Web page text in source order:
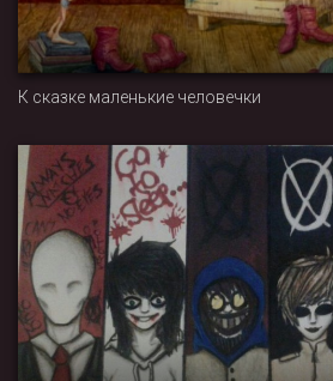
К сказке маленькие человечки